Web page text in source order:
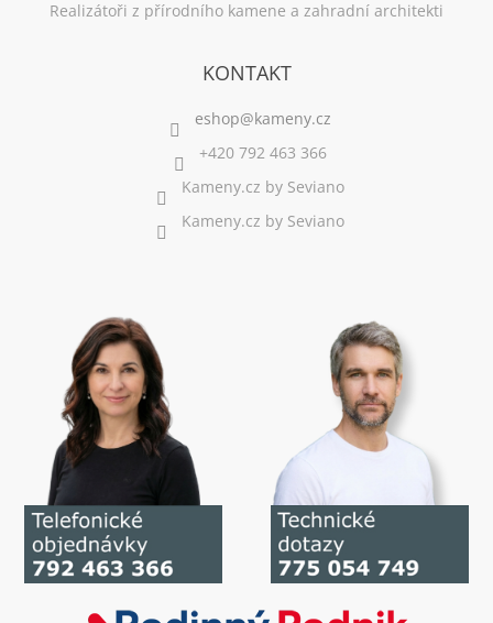
Realizátoři z přírodního kamene a zahradní architekti
KONTAKT
+420 792 463 366
Kameny.cz by Seviano
Kameny.cz by Seviano